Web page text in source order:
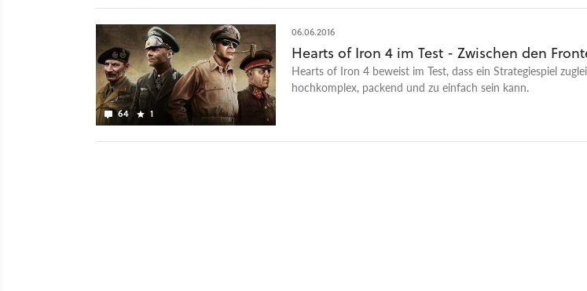
64 1
06.06.2016
Hearts of Iron 4 im Test - Zwischen den
Hearts of Iron 4 beweist im Test, dass ein Strategiespiel
hochkomplex, packend und zu einfach sein kann.